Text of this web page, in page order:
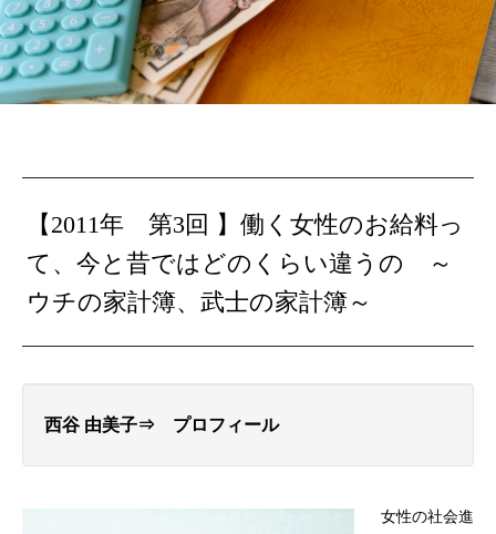
【2011年 第3回 】働く女性のお給料っ
て、今と昔ではどのくらい違うの ～
ウチの家計簿、武士の家計簿～
西谷 由美子⇒ プロフィール
女性の社会進